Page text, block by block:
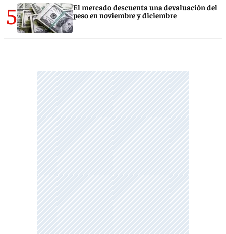
5
El mercado descuenta una devaluación del
peso en noviembre y diciembre